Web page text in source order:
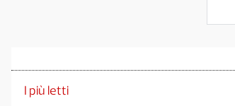
I più letti